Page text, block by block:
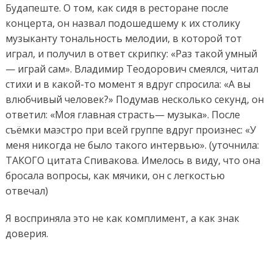
Будапеште. О том, как сидя в ресторане после
концерта, он назвал подошедшему к их столику
музыканту тональность мелодии, в которой тот
играл, и получил в ответ скрипку: «Раз такой умный
— играй сам». Владимир Теодорович смеялся, читал
стихи и в какой-то момент я вдруг спросила: «А вы
влюбчивый человек?» Подумав несколько секунд, он
ответил: «Моя главная страсть— музыка». После
съёмки маэстро при всей группе вдруг произнес: «У
меня никогда не было такого интервью». (уточнила:
ТАКОГО цитата Спивакова. Имелось в виду, что она
бросала вопросы, как мячики, он с легкостью
отвечал)
Я восприняла это не как комплимент, а как знак
доверия.